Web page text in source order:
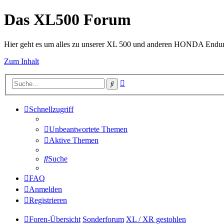
Das XL500 Forum
Hier geht es um alles zu unserer XL 500 und anderen HONDA
Zum Inhalt
Suche
Schnellzugriff
Unbeantwortete Themen
Aktive Themen
Suche
FAQ
Anmelden
Registrieren
Foren-Übersicht Sonderforum XL / XR gestohlen